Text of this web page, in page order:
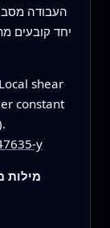
העבודה
יחד קובעים
Local shear
constant
y